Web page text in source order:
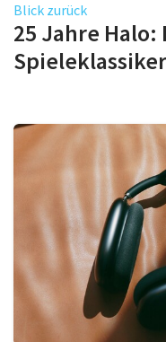
Blick zurück
25 Jahre Halo: